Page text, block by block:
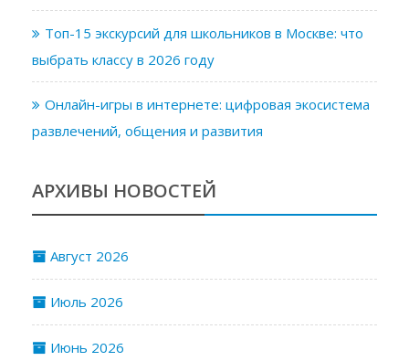
Топ-15 экскурсий для школьников в Москве: что
выбрать классу в 2026 году
Онлайн-игры в интернете: цифровая экосистема
развлечений, общения и развития
АРХИВЫ НОВОСТЕЙ
Август 2026
Июль 2026
Июнь 2026